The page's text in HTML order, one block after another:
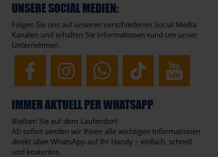
UNSERE SOCIAL MEDIEN:
Folgen Sie uns auf unseren verschiedenen Social Media
Kanälen und erhalten Sie Informationen rund um unser
Unternehmen.
IMMER AKTUELL PER WHATSAPP
Bleiben Sie auf dem Laufenden!
Ab sofort senden wir Ihnen alle wichtigen Informationen
direkt über WhatsApp auf Ihr Handy – einfach, schnell
und kostenlos.